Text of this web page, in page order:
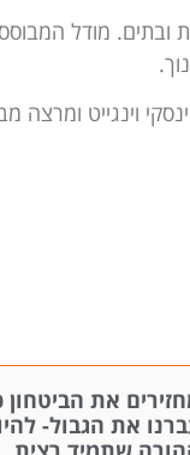
מודל
וינגייט ומרצה
את הביטחון
את הגבול-